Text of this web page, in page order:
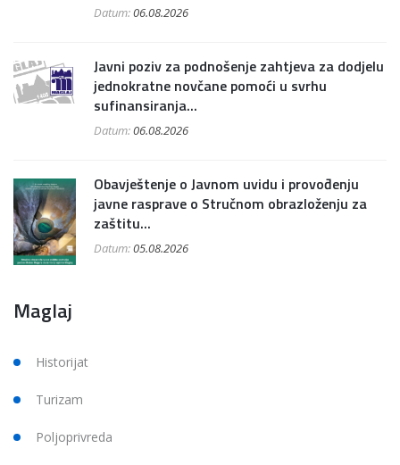
Datum:06.08.2026
Javni poziv za podnošenje zahtjeva za dodjelu
jednokratne novčane pomoći u svrhu
sufinansiranja...
Datum:06.08.2026
Obavještenje o Javnom uvidu i provođenju
javne rasprave o Stručnom obrazloženju za
zaštitu...
Datum:05.08.2026
Maglaj
Historijat
Turizam
Poljoprivreda